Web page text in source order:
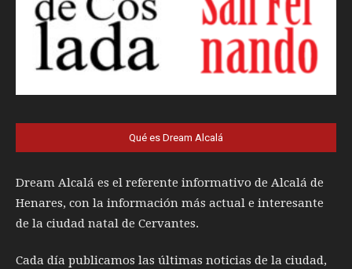
Qué es Dream Alcalá
Dream Alcalá es el referente informativo de Alcalá de
Henares, con la información más actual e interesante
de la ciudad natal de Cervantes.
Cada día publicamos las últimas noticias de la ciudad,